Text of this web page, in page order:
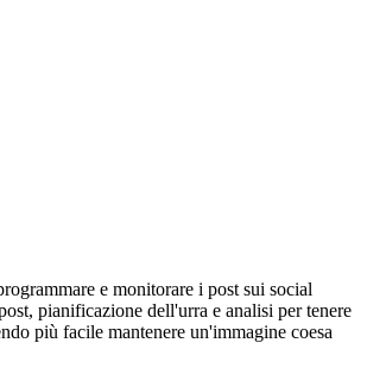
e monitorare i post sui social
pianificazione dell'urra e analisi per tenere
più facile mantenere un'immagine coesa